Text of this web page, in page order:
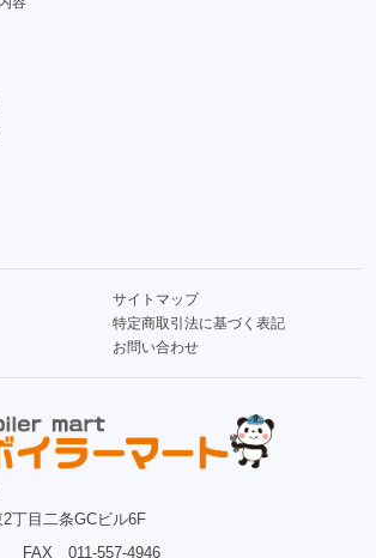
サイトマップ
特定商取引法に基づく表記
お問い合わせ
丁目二条GCビル6F
FAX 011-557-4946